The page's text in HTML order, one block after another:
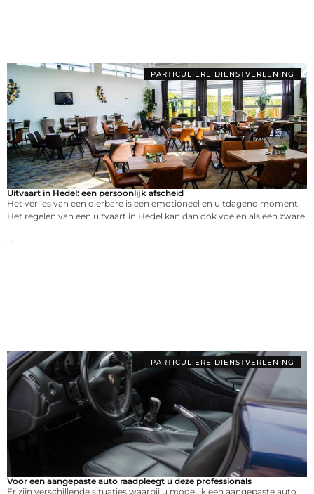
PARTICULIERE DIENSTVERLENING
Uitvaart in Hedel: een persoonlijk afscheid
Het verlies van een dierbare is een emotioneel en uitdagend moment.
Het regelen van een uitvaart in Hedel kan dan ook voelen als een zware
PARTICULIERE DIENSTVERLENING
Voor een aangepaste auto raadpleegt u deze professionals
Er zijn verschillende situaties waarbij u mogelijk een aangepaste auto